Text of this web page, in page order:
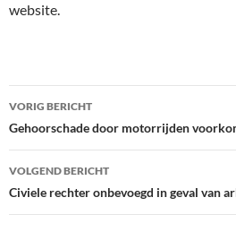
website.
Bericht
navigatie
VORIG BERICHT
Gehoorschade door motorrijden
VOLGEND BERICHT
Civiele rechter onbevoegd in geval van